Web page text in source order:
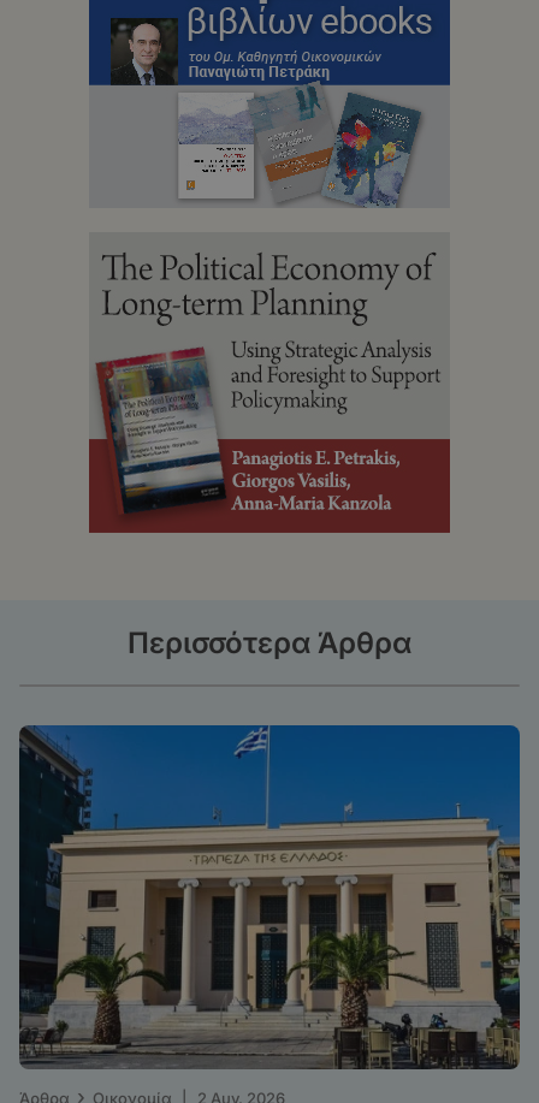
Περισσότερα Άρθρα
Άρθρα › Οικονομία 2 Αυγ. 2026